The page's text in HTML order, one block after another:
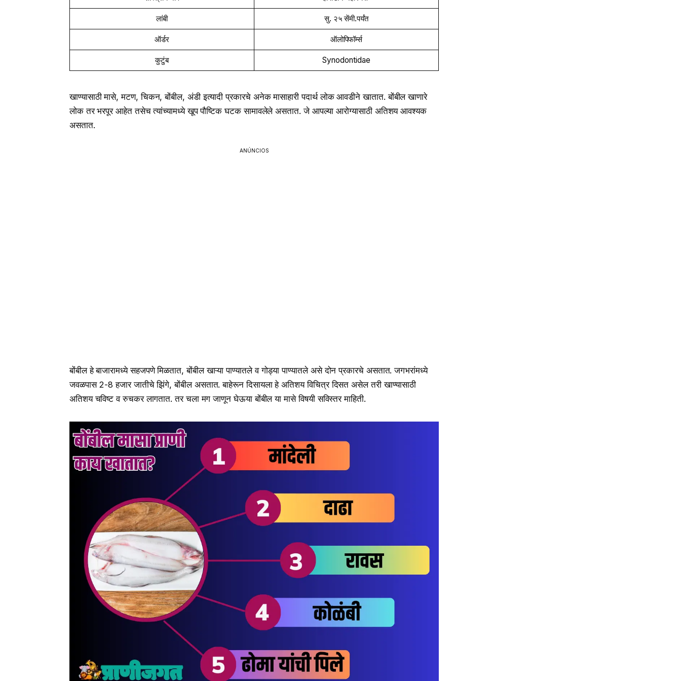
लांबी सु. २५ सेंमी.पर्यंत
ऑर्डर ऑलोपिफॉर्म्स
कुटुंब Synodontidae
खाण्यासाठी मासे, मटण, चिकन, बोंबील, अंडी इत्यादी प्रकारचे अनेक मासाहारी पदार्थ लोक आवडीने खातात. बोंबील खाणारे
लोक तर भरपूर आहेत तसेच त्यांच्यामध्ये खूप पौष्टिक घटक सामावलेले असतात. जे आपल्या आरोग्यासाठी अतिशय आवश्यक
असतात.
ANÚNCIOS
बोंबील हे बाजारामध्ये सहजपणे मिळतात, बोंबील खाऱ्या पाण्यातले व गोड्या पाण्यातले असे दोन प्रकारचे असतात. जगभरांमध्ये
जवळपास 2-8 हजार जातीचे झिंगे, बोंबील असतात. बाहेरून दिसायला हे अतिशय विचित्र दिसत असेल तरी खाण्यासाठी
अतिशय चविष्ट व रुचकर लागतात. तर चला मग जाणून घेऊया बोंबील या मासे विषयी सविस्तर माहिती.